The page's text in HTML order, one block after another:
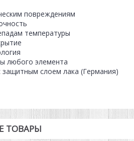
повреждениям
температуры
любого элемента
слоем лака (Германия)
ТОВАРЫ